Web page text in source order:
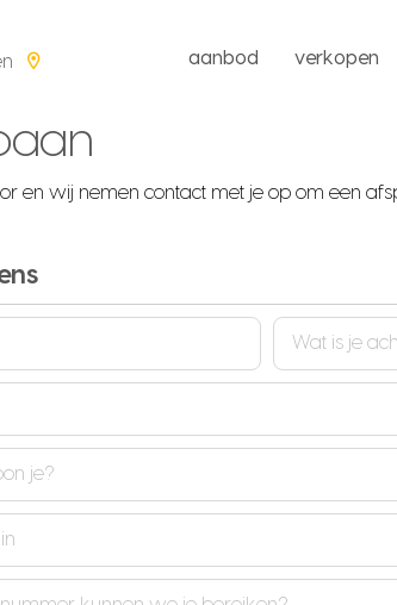
aanbod verkopen
en wij nemen contact met je op om een
Achternaam
(Vereist)